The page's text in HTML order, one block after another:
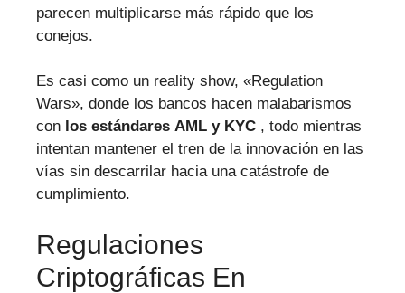
parecen multiplicarse más rápido que los
conejos.
Es casi como un reality show, «Regulation
Wars», donde los bancos hacen malabarismos
con los estándares AML y KYC , todo mientras
intentan mantener el tren de la innovación en las
vías sin descarrilar hacia una catástrofe de
cumplimiento.
Regulaciones
Criptográficas En